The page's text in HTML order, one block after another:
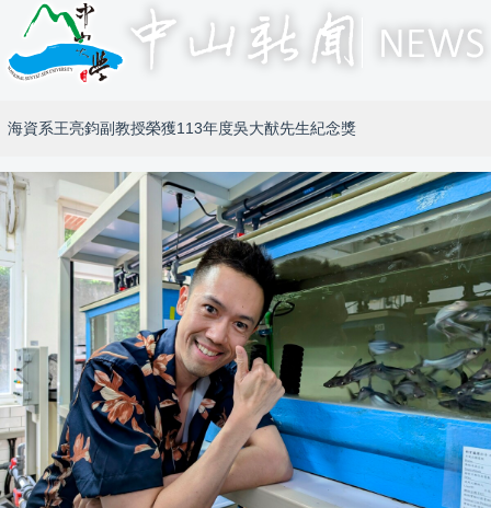
海資系王亮鈞副教授榮獲113年度吳大猷先生紀念獎